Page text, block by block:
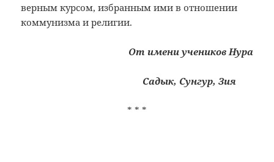
верным курсом, избранным ими в отношении
коммунизма и религии.
От имени учеников Нура
Садык, Сунгур, Зия
* * *